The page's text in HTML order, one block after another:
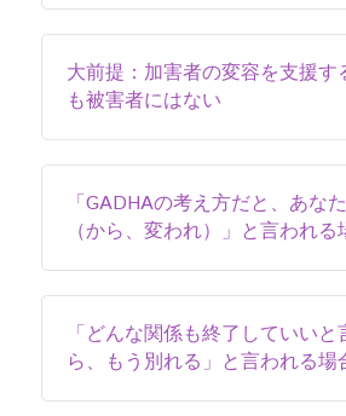
大前提：加害者の変容を支援す
も被害者にはない
「GADHAの考え方だと、あな
（から、変われ）」と言われる
「どんな関係も終了していい
ら、もう別れる」と言われる場